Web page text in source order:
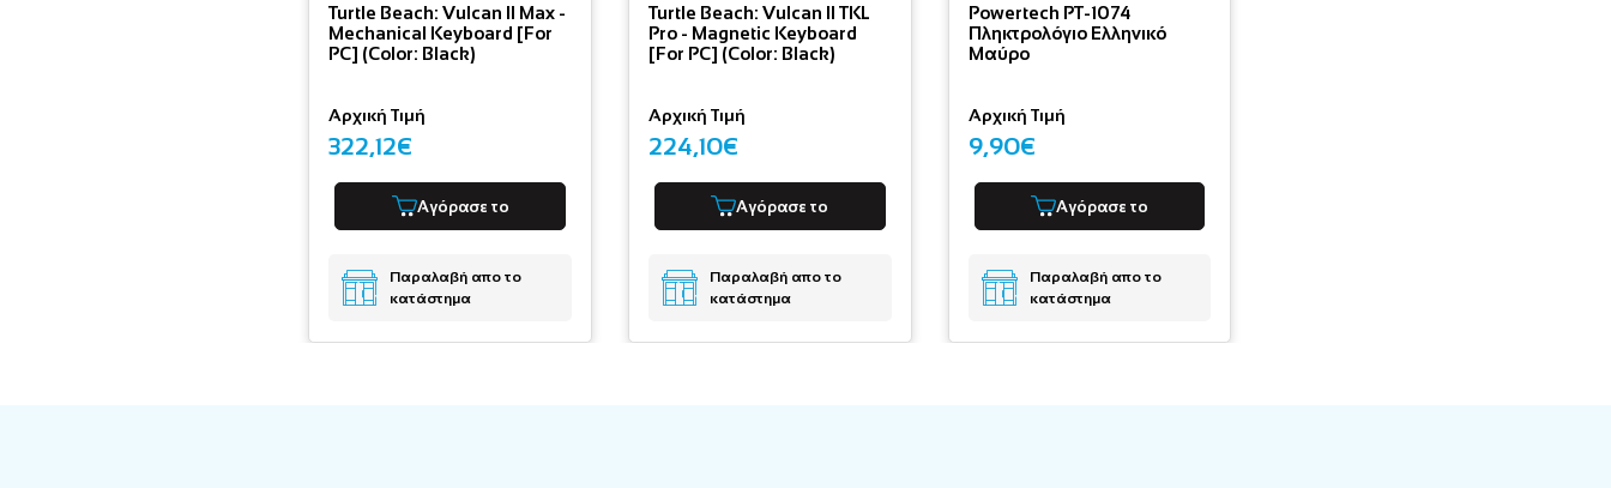
Turtle Beach: Vulcan II Max -
Mechanical Keyboard [For
PC] (Color: Black)
Αρχική Τιμή
322,12€
Αγόρασε το
Παραλαβή απο το
κατάστημα
Turtle Beach: Vulcan II TKL
Pro - Magnetic Keyboard
[For PC] (Color: Black)
Αρχική Τιμή
224,10€
Αγόρασε το
Παραλαβή απο το
κατάστημα
Powertech PT-1074
Πληκτρολόγιο Ελληνικό
Μαύρο
Αρχική Τιμή
9,90€
Αγόρασε το
Παραλαβή απο το
κατάστημα